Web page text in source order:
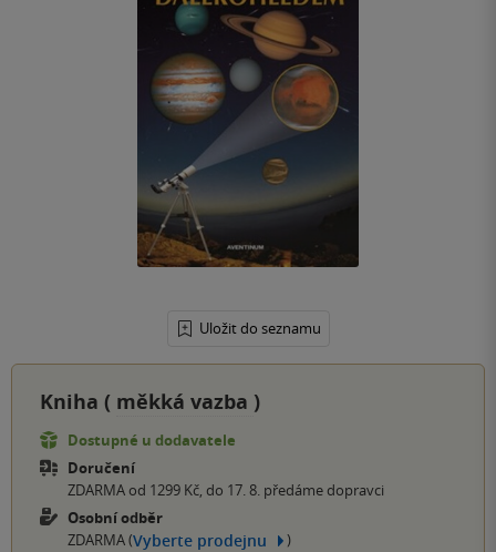
Uložit do seznamu
Kniha ( měkká vazba )
Dostupné u dodavatele
Doručení
ZDARMA od 1299 Kč, do 17. 8. předáme dopravci
Osobní odběr
ZDARMA (Vyberte prodejnu )